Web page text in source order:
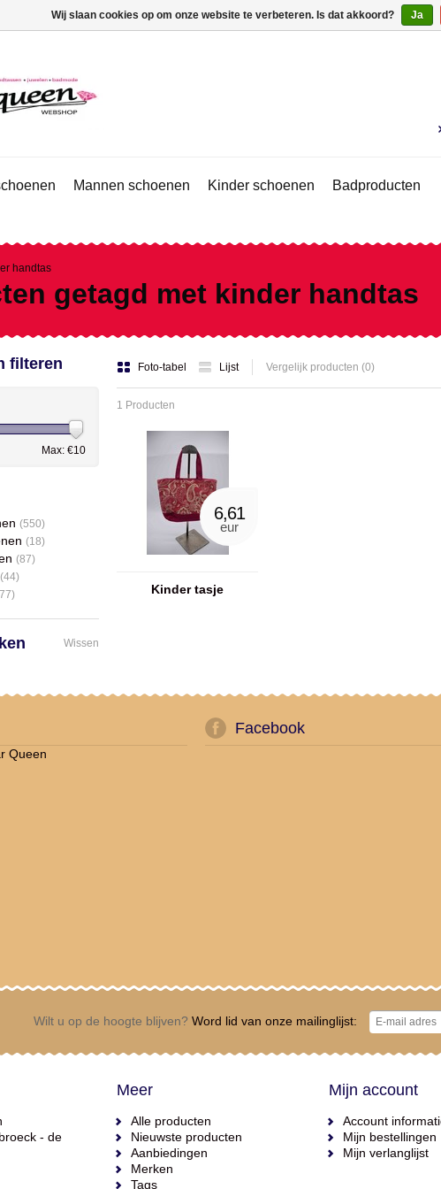
Mannen schoenen Kinder schoenen
Badproducten
handtas
getagd met kinder handtas
Foto-tabel Lijst Vergelijk producten (0)
1 Producten
6,61
eur
Kinder tasje
filteren
Max: €10
(550)
(18)
(87)
(44)
Wissen
Queen
Facebook
Wilt u op de hoogte blijven? Word lid van onze mailinglijst:
- de
Meer
Alle producten
Nieuwste producten
Aanbiedingen
Merken
Tags
Mijn account
Account
Mijn bestellingen
Mijn verlanglijst
Wij slaan cookies op om onze website te verbeteren. Is dat akkoord? Ja